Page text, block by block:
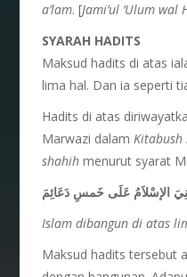
a’lam. [Jami’ul ‘Ulum wal
SYARAH HADITS
Maksud hadits di atas
lima hal. Dan ia seperti
Hadits di atas
Marwazi dalamKitabush
shahih menurut syarat
الإسْلاَمُ عَلَى خَمسِ دَعَائِمَ
Islam dibangun di atas
Maksud hadits tersebut